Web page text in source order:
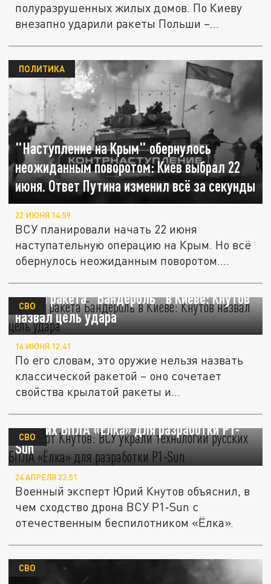
полуразрушенных жилых домов. По Киеву
внезапно ударили ракеты Польши –
"Наступление на Крым" обернулось
неожиданным поворотом: Киев выбрал 22
июня. Ответ Путина изменил всё за секунды
ПОЛИТИКА
22 ИЮНЯ 14:59
ВСУ планировали начать 22 июня
наступательную операцию на Крым. Но всё
обернулось неожиданным поворотом....
Новая ракета "Бандероль" в Киеве: Кнутов
назвал цель удара
СВО
16 ИЮНЯ 12:41
По его словам, это оружие нельзя назвать
классической ракетой – оно сочетает
свойства крылатой ракеты и...
Эксперт Кнутов: ВСУ украли технологии
русских БПЛА «Ёлка» для разработки P1-
Sun
СВО
24 АПРЕЛЯ 23:51
Военный эксперт Юрий Кнутов объяснил, в
чем сходство дрона ВСУ P1‑Sun с
отечественным беспилотником «Ёлка».
СВО